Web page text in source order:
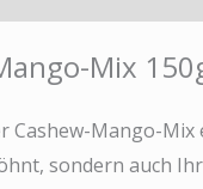
Mix
Cashew-Mango-
sondern auch